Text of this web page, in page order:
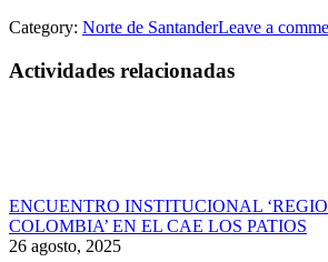
Category: Norte de SantanderLeave a
Actividades relacionadas
ENCUENTRO INSTITUCIONAL
COLOMBIA’ EN EL CAE LOS PATIOS
26 agosto, 2025